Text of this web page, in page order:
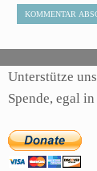
Unterstütze
Spende, egal